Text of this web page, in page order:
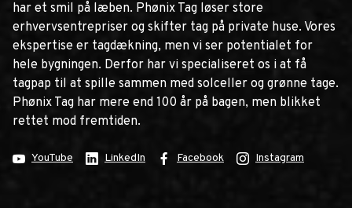
har et smil på læben. Phønix Tag løser store
erhvervsentrepriser og skifter tag på private huse. Vores
ekspertise er tagdækning, men vi ser potentialet for
hele bygningen. Derfor har vi specialiseret os i at få
tagpap til at spille sammen med solceller og grønne tage.
Phønix Tag har mere end 100 år på bagen, men blikket
rettet mod fremtiden.
YouTube LinkedIn Facebook Instagram